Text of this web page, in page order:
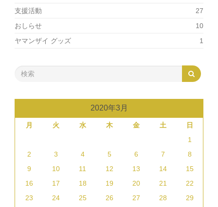
支援活動
27
おしらせ
10
ヤマンザイ グッズ
1
2020年3月
月 火 水 木 金 土
日
1
2
3 4 5 6 7
8
9
10 11 12 13 14
15
16
17 18 19 20 21
22
23
24 25 26 27 28
29